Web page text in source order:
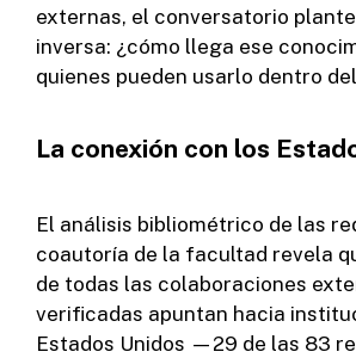
externas, el conversatorio
inversa: ¿cómo llega ese
quienes pueden usarlo dentro
La conexión con los
El análisis bibliométrico de las
coautoría de la facultad revela
de todas las colaboraciones
verificadas apuntan hacia
Estados Unidos —29 de las 83